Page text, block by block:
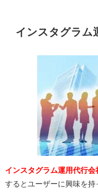
インスタグラム
インスタグラム運用代行会
するとユーザーに興味を